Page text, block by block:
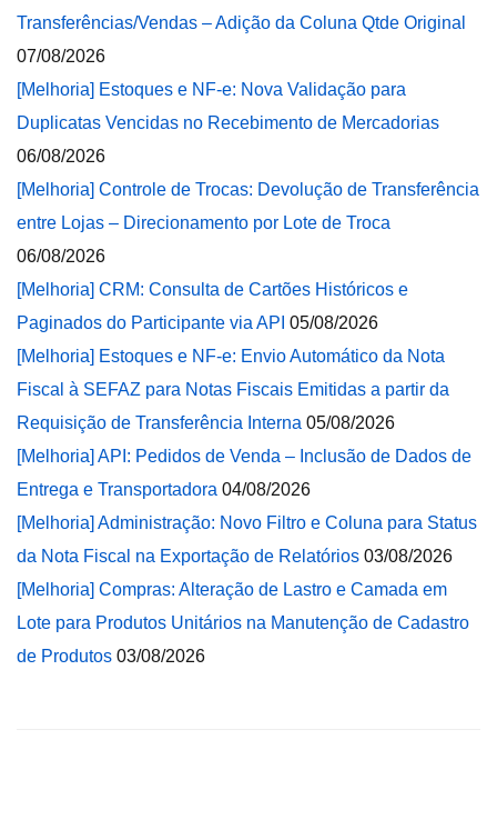
Transferências/Vendas – Adição da Coluna Qtde Original
07/08/2026
[Melhoria] Estoques e NF-e: Nova Validação para
Duplicatas Vencidas no Recebimento de Mercadorias
06/08/2026
[Melhoria] Controle de Trocas: Devolução de Transferência
entre Lojas – Direcionamento por Lote de Troca
06/08/2026
[Melhoria] CRM: Consulta de Cartões Históricos e
Paginados do Participante via API 05/08/2026
[Melhoria] Estoques e NF-e: Envio Automático da Nota
Fiscal à SEFAZ para Notas Fiscais Emitidas a partir da
Requisição de Transferência Interna 05/08/2026
[Melhoria] API: Pedidos de Venda – Inclusão de Dados de
Entrega e Transportadora 04/08/2026
[Melhoria] Administração: Novo Filtro e Coluna para Status
da Nota Fiscal na Exportação de Relatórios 03/08/2026
[Melhoria] Compras: Alteração de Lastro e Camada em
Lote para Produtos Unitários na Manutenção de Cadastro
de Produtos 03/08/2026